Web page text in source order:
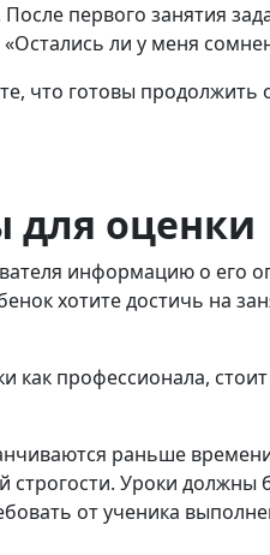
первого занятия
ли у меня
что готовы
для оценки
информацию о его
хотите достичь на
как профессионала,
раньше
строгости. Уроки
от ученика